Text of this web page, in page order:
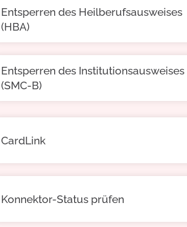
Entsperren des Heilberufsausweises
(HBA)
Entsperren des Institutionsausweises
(SMC-B)
CardLink
Konnektor-Status prüfen